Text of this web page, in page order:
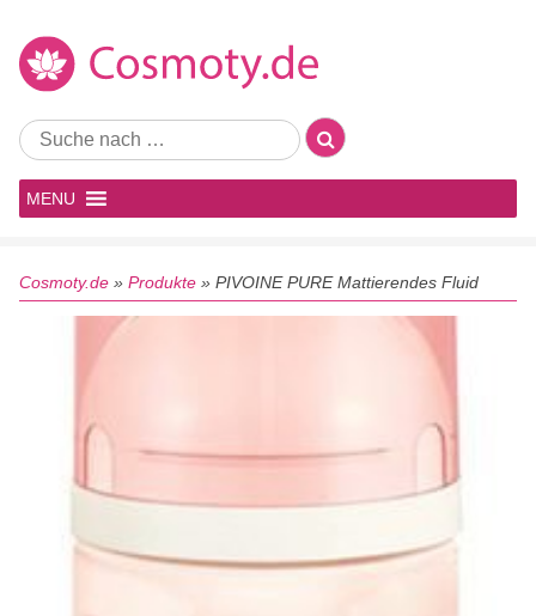
MENU
Cosmoty.de » Produkte » PIVOINE PURE Mattierendes Fluid